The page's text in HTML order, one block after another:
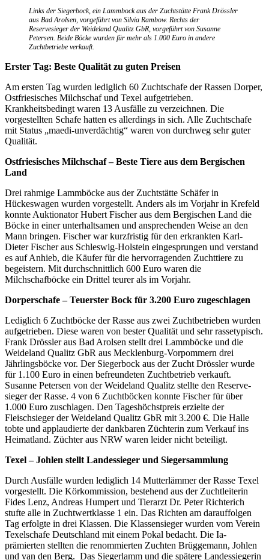
Links der Siegerbock, ein Lammbock aus der Zuchtstätte Frank Drössler
aus Bad Arolsen, vorgeführt von Silvia Rambow. Rechts der
Reservesieger der Weideland Qualitz GbR, vorgeführt von Susanne
Petersen. Beide Böcke wurden für mehr als 1.000 Euro in andere
Zuchtbetriebe verkauft.
Erster Tag: Beste Qualität zu guten Preisen
Am ersten Tag wurden lediglich 60 Zuchtschafe der Rassen Dorper,
Ostfriesisches Milchschaf und Texel auf­getrieben.
Krankheitsbedingt waren 13 Ausfälle zu verzeichnen. Die
vorgestellten Schafe hatten es allerdings in sich. Alle Zuchtschafe
mit Status „maedi-unverdächtig“ waren von durchweg sehr guter
Qualität.
Ostfriesisches Milchschaf – Beste Tiere aus dem Bergischen
Land
Drei rahmige Lammböcke aus der Zuchtstätte Schäfer in
Hückeswagen wurden vorgestellt. Anders als im Vorjahr in Krefeld
konnte Auktionator Hubert Fischer aus dem Bergischen Land die
Böcke in einer unterhaltsamen und ansprechenden Weise an den
Mann bringen. Fischer war kurzfristig für den erkrankten Karl-
Dieter Fischer aus Schleswig-Holstein eingesprungen und verstand
es auf Anhieb, die Käufer für die hervorragenden Zuchttiere zu
begeistern. Mit durchschnittlich 600 Euro waren die
Milchschafböcke ein Drittel teurer als im Vorjahr.
Dorperschafe – Teuerster Bock für 3.200 Euro zugeschlagen
Lediglich 6 Zuchtböcke der Rasse aus zwei Zuchtbetrieben wurden
aufgetrieben. Diese waren von bester Qualität und sehr rassetypisch.
Frank Drössler aus Bad Arolsen stellt drei Lammböcke und die
Weideland Qualitz GbR aus Mecklenburg-Vorpommern drei
Jährlingsböcke vor. Der Siegerbock aus der Zucht Drössler wurde
für 1.100 Euro in einen befreundeten Zuchtbetrieb verkauft.
Susanne Petersen von der Weideland Qualitz stellte den Reserve­
sieger der Rasse. 4 von 6 Zuchtböcken konnte Fischer für über
1.000 Euro zuschlagen. Den Tageshöchstpreis er­zielte der
Fleischsieger der Weideland Qualitz GbR mit 3.200 €. Die Halle
tobte und applaudierte der dankbaren Züchterin zum Verkauf ins
Heimatland. Züchter aus NRW waren leider nicht beteiligt.
Texel – Johlen stellt Landessieger und Siegersammlung
Durch Ausfälle wurden lediglich 14 Mutterlämmer der Rasse Texel
vorgestellt. Die Körkommission, bestehend aus der Zuchtleiterin
Fides Lenz, Andreas Humpert und Tierarzt Dr. Peter Richterich
stufte alle in Zuchtwertklasse 1 ein. Das Richten am darauffolgen
Tag erfolgte in drei Klassen. Die Klassensieger wurden vom Verein
Texelschafe Deutschland mit einem Pokal bedacht. Die Ia-
prämierten stellten die renommierten Zuchten Brüggemann, Johlen
und van den Berg. Das Siegerlamm und die spätere Landessiegerin